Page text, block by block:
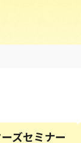
ズセミナー